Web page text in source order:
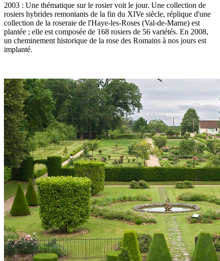
2003 : Une thématique sur le rosier voit le jour. Une collection de
rosiers hybrides remontants de la fin du XIVe siècle, réplique d'une
collection de la roseraie de l'Haye-les-Roses (Val-de-Marne) est
plantée ; elle est composée de 168 rosiers de 56 variétés. En 2008,
un cheminement historique de la rose des Romains à nos jours est
implanté.